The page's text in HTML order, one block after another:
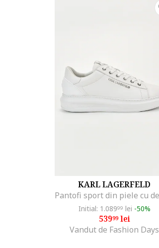
KARL LAGERFELD
Initial: 1.08999 lei -50%
53999lei
Vandut de Fashion Days